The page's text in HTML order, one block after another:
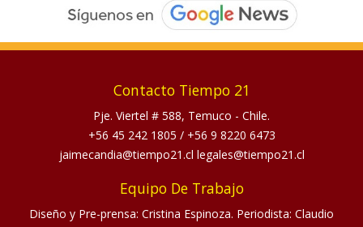
Contacto Tiempo 21
Pje. Viertel # 588, Temuco - Chile.
+56 45 242 1805 / +56 9 8220 6473
jaimecandia@tiempo21.cl legales@tiempo21.cl
Equipo De Trabajo
Diseño y Pre-prensa: Cristina Espinoza. Periodista: Claudio